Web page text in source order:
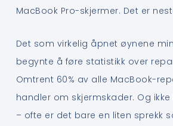
MacBook Pro-skjermer. Det er
Det som virkelig åpnet øynene
begynte å føre statistikk over
Omtrent 60% av alle MacBook-
handler om skjermskader. Og
– ofte er det bare en liten sprekk